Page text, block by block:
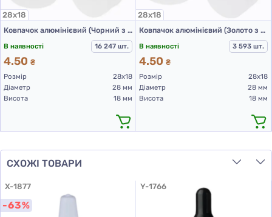
28х18
Ковпачок алюмінієвий (Чорний з різьбою 28х18 мм)
В наявності
16 247 шт.
4.50 ₴
Розмір
28х18
Діаметр
28 мм
Висота
18 мм
28х18
Ковпачок алюмінієвий (Золото з різьбою 28х18 мм)
В наявності
3 593 шт.
4.50 ₴
Розмір
28х18
Діаметр
28 мм
Висота
18 мм
СХОЖІ ТОВАРИ
X-1877
-63%
Y-1766